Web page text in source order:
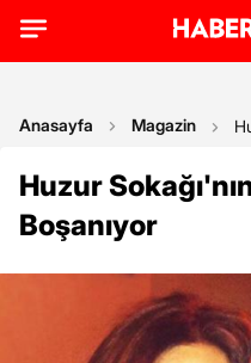
Anasayfa Magazin
Huzur
Boşanıyor